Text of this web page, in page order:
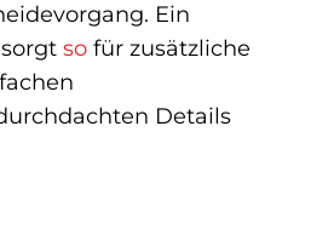
Ein
so für zusätzliche
Details